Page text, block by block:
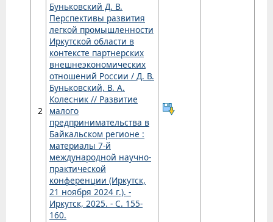
2
Буньковский Д. В.
Перспективы развития
легкой промышленности
Иркутской области в
контексте партнерских
внешнеэкономических
отношений России / Д. В.
Буньковский, В. А.
Колесник // Развитие
малого
предпринимательства в
Байкальском регионе :
материалы 7-й
международной научно-
практической
конференции (Иркутск,
21 ноября 2024 г.). -
Иркутск, 2025. - С. 155-
160.